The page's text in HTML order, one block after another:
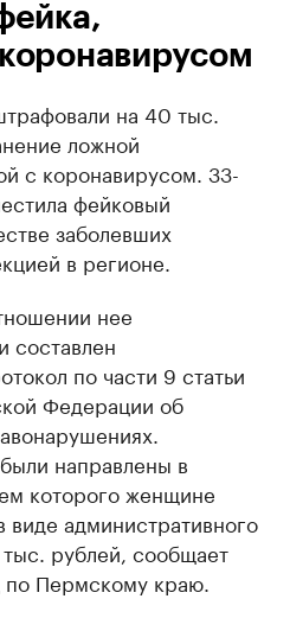
на 40 тыс.
ложной
с коронавирусом. 33-
фейковый
заболевших
в регионе.
нее
составлен
по части 9 статьи
Федерации об
направлены в
которого женщине
виде административного
рублей, сообщает
Пермскому краю.